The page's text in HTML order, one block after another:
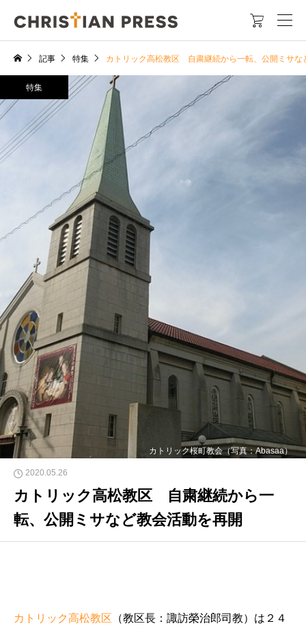

記事 特集 カトリック高松教区 自粛継続から一転、公開ミサな
カトリック桜町教会（写真：Abasaa）
特集
2020.05.26
カトリック高松教区 自粛継続から一
転、公開ミサなど教会活動を再開
カトリック高松教区 （教区長：諏訪榮治郎司教）は２４